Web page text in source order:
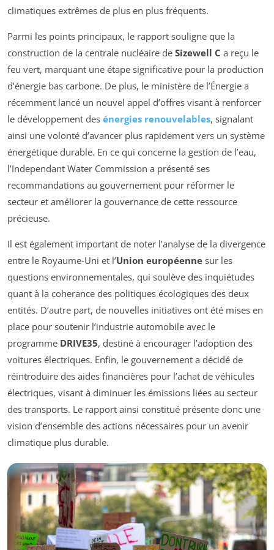
climatiques extrêmes de plus en plus fréquents.
Parmi les points principaux, le rapport souligne que la
construction de la centrale nucléaire de Sizewell C a reçu le
feu vert, marquant une étape significative pour la production
d’énergie bas carbone. De plus, le ministère de l’Énergie a
récemment lancé un nouvel appel d’offres visant à renforcer
le développement des énergies renouvelables, signalant
ainsi une volonté d’avancer plus rapidement vers un système
énergétique durable. En ce qui concerne la gestion de l’eau,
l’Independant Water Commission a présenté ses
recommandations au gouvernement pour réformer le
secteur et améliorer la gouvernance de cette ressource
précieuse.
Il est également important de noter l’analyse de la divergence
entre le Royaume-Uni et l’Union européenne sur les
questions environnementales, qui soulève des inquiétudes
quant à la coherance des politiques écologiques des deux
entités. D’autre part, de nouvelles initiatives ont été mises en
place pour soutenir l’industrie automobile avec le
programme DRIVE35, destiné à encourager l’adoption des
voitures électriques. Enfin, le gouvernement a décidé de
réintroduire des aides financières pour l’achat de véhicules
électriques, visant à diminuer les émissions liées au secteur
des transports. Le rapport ainsi constitué présente donc une
vision d’ensemble des actions nécessaires pour un avenir
climatique plus durable.